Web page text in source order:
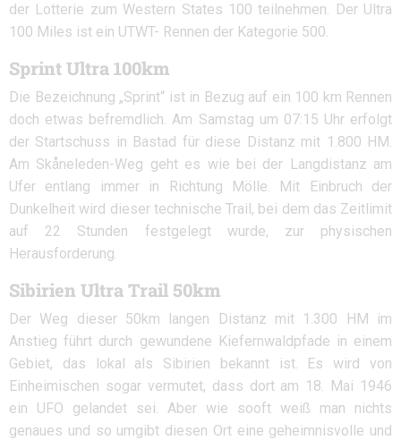
der Lotterie zum Western States 100 teilnehmen. Der Ultra
100 Miles ist ein UTWT- Rennen der Kategorie 500.
Sprint Ultra 100km
Die Bezeichnung „Sprint“ ist in Bezug auf ein 100 km Rennen
doch etwas befremdlich. Am Samstag um 07:15 Uhr erfolgt
der Startschuss in Bastad für diese Distanz mit 1.800 HM.
Am Skåneleden-Weg geht es wie bei der Langdistanz am
Ufer entlang immer in Richtung Mölle. Mit Einbruch der
Dunkelheit wird dieser technische Trail, bei dem das Zeitlimit
auf 22 Stunden festgelegt wurde, zur physischen
Herausforderung.
Sibirien Ultra Trail 50km
Der Weg dieser 50km langen Distanz mit 1.300 HM im
Anstieg führt durch gewundene Kiefernwaldpfade in einem
Gebiet, das lokal als Sibirien bekannt ist. Es wird von
Einheimischen sogar vermutet, dass dort am 18. Mai 1946
ein UFO gelandet sei. Aber wie sooft weiß man nichts
genaues und so umgibt diesen Ort eine geheimnisvolle und